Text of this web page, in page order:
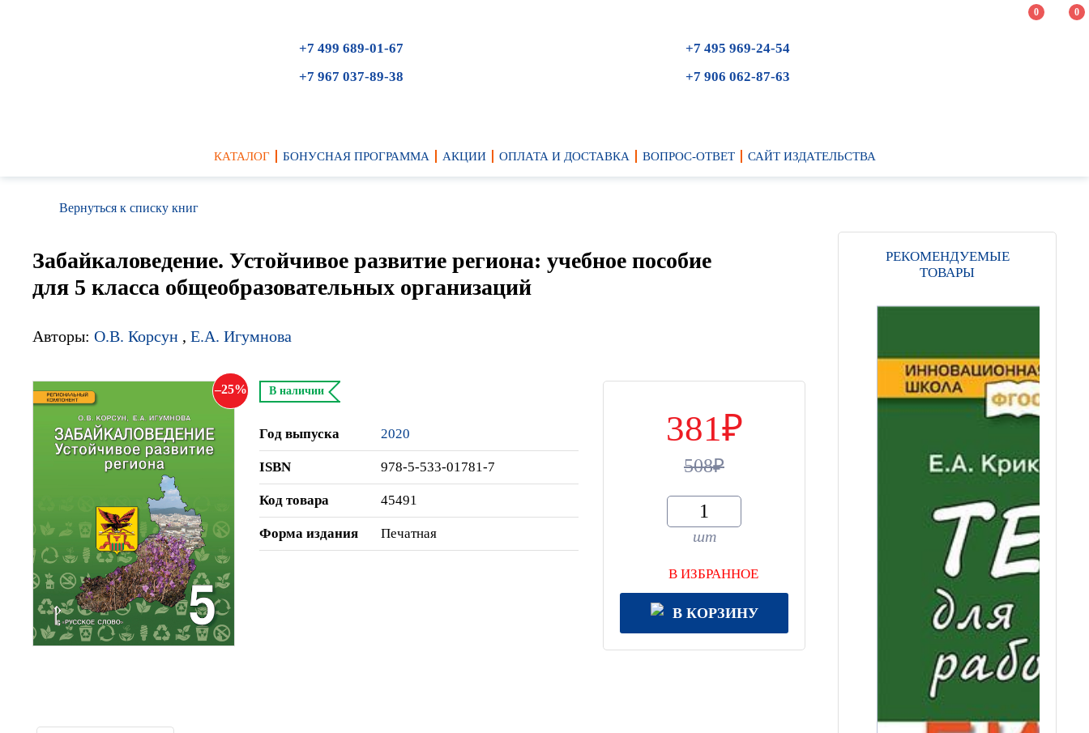
0 0
+7 499 689-01-67
+7 967 037-89-38
+7 495 969-24-54
+7 906 062-87-63
КАТАЛОГ БОНУСНАЯ ПРОГРАММА АКЦИИ ОПЛАТА И ДОСТАВКА ВОПРОС-ОТВЕТ САЙТ ИЗДАТЕЛЬСТВА
Вернуться к списку книг
Забайкаловедение. Устойчивое развитие региона: учебное пособие
для 5 класса общеобразовательных организаций
Авторы: О.В. Корсун , Е.А. Игумнова
25 В наличии
Год выпуска 2020
ISBN 978-5-533-01781-7
Код товара 45491
Форма издания Печатная
381
508
шт
В ИЗБРАННОЕ
В КОРЗИНУ
РЕКОМЕНДУЕМЫЕ
ТОВАРЫ